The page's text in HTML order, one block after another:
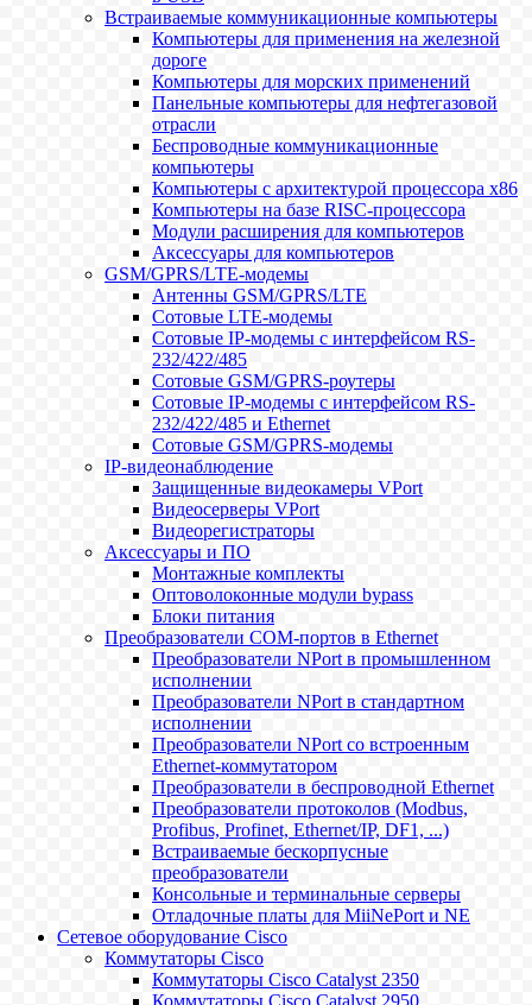
Встраиваемые коммуникационные компьютеры
Компьютеры для применения на железной
дороге
Компьютеры для морских применений
Панельные компьютеры для нефтегазовой
отрасли
Беспроводные коммуникационные
компьютеры
Компьютеры с архитектурой процессора x86
Компьютеры на базе RISC-процессора
Модули расширения для компьютеров
Аксессуары для компьютеров
GSM/GPRS/LTE-модемы
Антенны GSM/GPRS/LTE
Сотовые LTE-модемы
Сотовые IP-модемы с интерфейсом RS-
232/422/485
Сотовые GSM/GPRS-роутеры
Сотовые IP-модемы с интерфейсом RS-
232/422/485 и Ethernet
Сотовые GSM/GPRS-модемы
IP-видеонаблюдение
Защищенные видеокамеры VPort
Видеосерверы VPort
Видеорегистраторы
Аксессуары и ПО
Монтажные комплекты
Оптоволоконные модули bypass
Блоки питания
Преобразователи COM-портов в Ethernet
Преобразователи NPort в промышленном
исполнении
Преобразователи NPort в стандартном
исполнении
Преобразователи NPort со встроенным
Ethernet-коммутатором
Преобразователи в беспроводной Ethernet
Преобразователи протоколов (Modbus,
Profibus, Profinet, Ethernet/IP, DF1, ...)
Встраиваемые бескорпусные
преобразователи
Консольные и терминальные серверы
Отладочные платы для MiiNePort и NE
Сетевое оборудование Cisco
Коммутаторы Cisco
Коммутаторы Cisco Catalyst 2350
Коммутаторы Cisco Catalyst 2950